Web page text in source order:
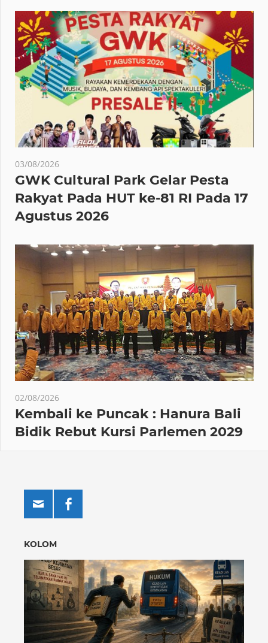
03/08/2026
GWK Cultural Park Gelar Pesta
Rakyat Pada HUT ke-81 RI Pada 17
Agustus 2026
02/08/2026
Kembali ke Puncak : Hanura Bali
Bidik Rebut Kursi Parlemen 2029
KOLOM